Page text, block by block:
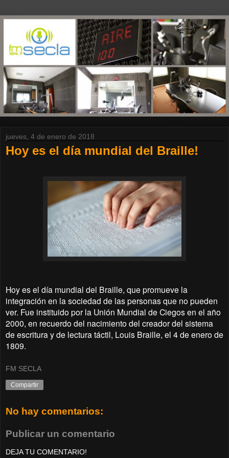
jueves, 4 de enero de 2018
Hoy es el día mundial del Braille!
Hoy es el día mundial del Braille, que promueve la
integración en la sociedad de las personas que no pueden
ver. Fue instituido por la Unión Mundial de Ciegos en el año
2000, en recuerdo del nacimiento del creador del sistema
de escritura y de lectura táctil, Louis Braille, el 4 de enero de
1809.
FM SECLA
Compartir
No hay comentarios:
Publicar un comentario
DEJA TU COMENTARIO!